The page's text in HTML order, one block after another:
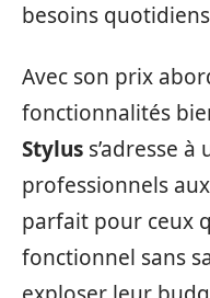
besoins
Avec son prix
fonctionnalités
Stylus s’adresse
professionnels
parfait pour ceux
fonctionnel sans